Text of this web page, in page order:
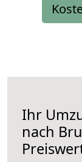
Ihr
nach